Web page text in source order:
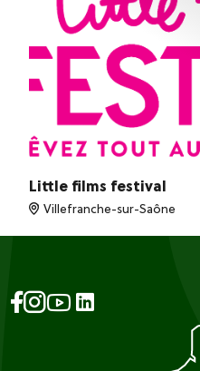
Little films festival
Villefranche-sur-Saône